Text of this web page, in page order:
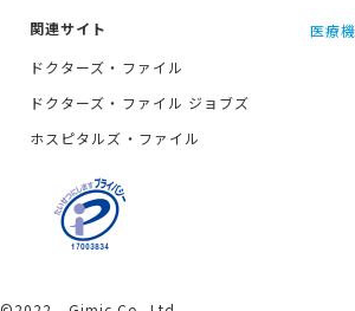
関連サイト
ドクターズ・ファイル
ドクターズ・ファイル ジョブズ
ホスピタルズ・ファイル
医療